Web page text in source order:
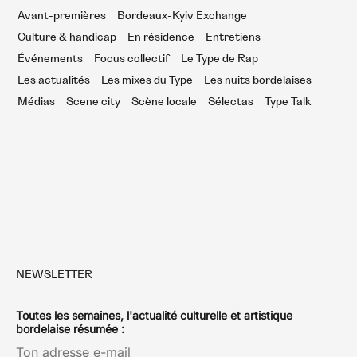
Avant-premières
Bordeaux-Kyiv Exchange
Culture & handicap
En résidence
Entretiens
Événements
Focus collectif
Le Type de Rap
Les actualités
Les mixes du Type
Les nuits bordelaises
Médias
Scene city Scène locale Sélectas Type Talk
NEWSLETTER
Toutes les semaines, l'actualité culturelle et artistique
bordelaise résumée :